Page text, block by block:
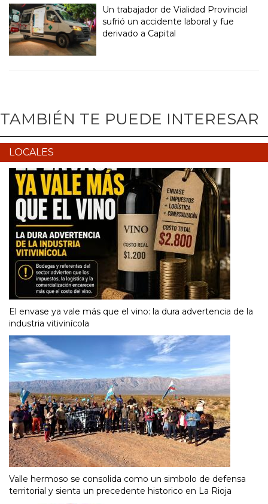
Un trabajador de Vialidad Provincial
sufrió un accidente laboral y fue
derivado a Capital
TAMBIÉN TE PUEDE INTERESAR
LOCALES
El envase ya vale más que el vino: la dura advertencia de la
industria vitivinícola
Valle hermoso se consolida como un simbolo de defensa
territorial y sienta un precedente historico en La Rioja